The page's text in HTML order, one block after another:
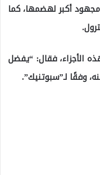
أكبر لهضمها، كما
الأجزاء، فقال: “يفضل